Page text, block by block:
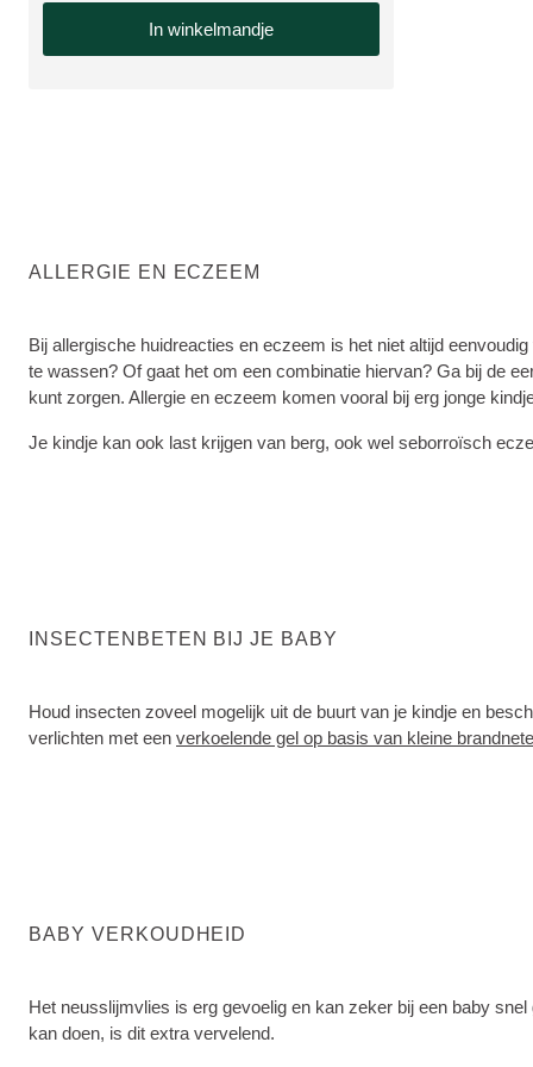
In winkelmandje
ALLERGIE EN ECZEEM
Bij allergische huidreacties en eczeem is het niet altijd
te wassen? Of gaat het om een combinatie hiervan? Ga bij de
kunt zorgen. Allergie en eczeem komen vooral bij erg jonge
Je kindje kan ook last krijgen van berg, ook wel seborroïsch
INSECTENBETEN BIJ JE BABY
Houd insecten zoveel mogelijk uit de buurt van je kindje en
verlichten met een verkoelende gel op basis van kleine
BABY VERKOUDHEID
Het neusslijmvlies is erg gevoelig en kan zeker bij een baby
kan doen, is dit extra vervelend.